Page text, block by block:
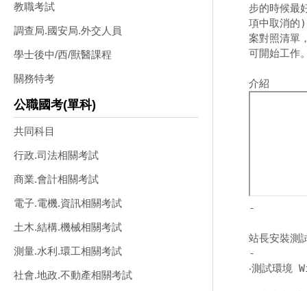
教職考試
調查局.國安局.外交人員
學士後中/西/獸醫課程
關務特考
公職國考(單科)
共同科目
行政.司法相關考試
商業.會計相關考試
電子.電機.資訊相關考試
土木.結構.機械相關考試
測量.水利.環工相關考試
社會.地政.不動產相關考試
步的時候最
項中取消的
案對照清單
可開始工
-
站長安裝測
-
‧測試環境